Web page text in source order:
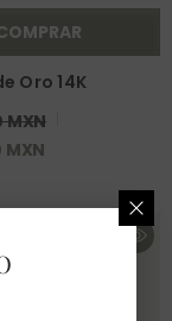
Oro 14K
MXN
MXN